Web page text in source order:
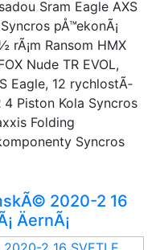
Sram Eagle AXS
pÅ™ekonÃ¡
rÃ¡m Ransom HMX
Nude TR EVOL,
Eagle, 12 rychlostÃ­
Piston Kola Syncros
Folding
Syncros
2020-2 16
ÄernÃ¡